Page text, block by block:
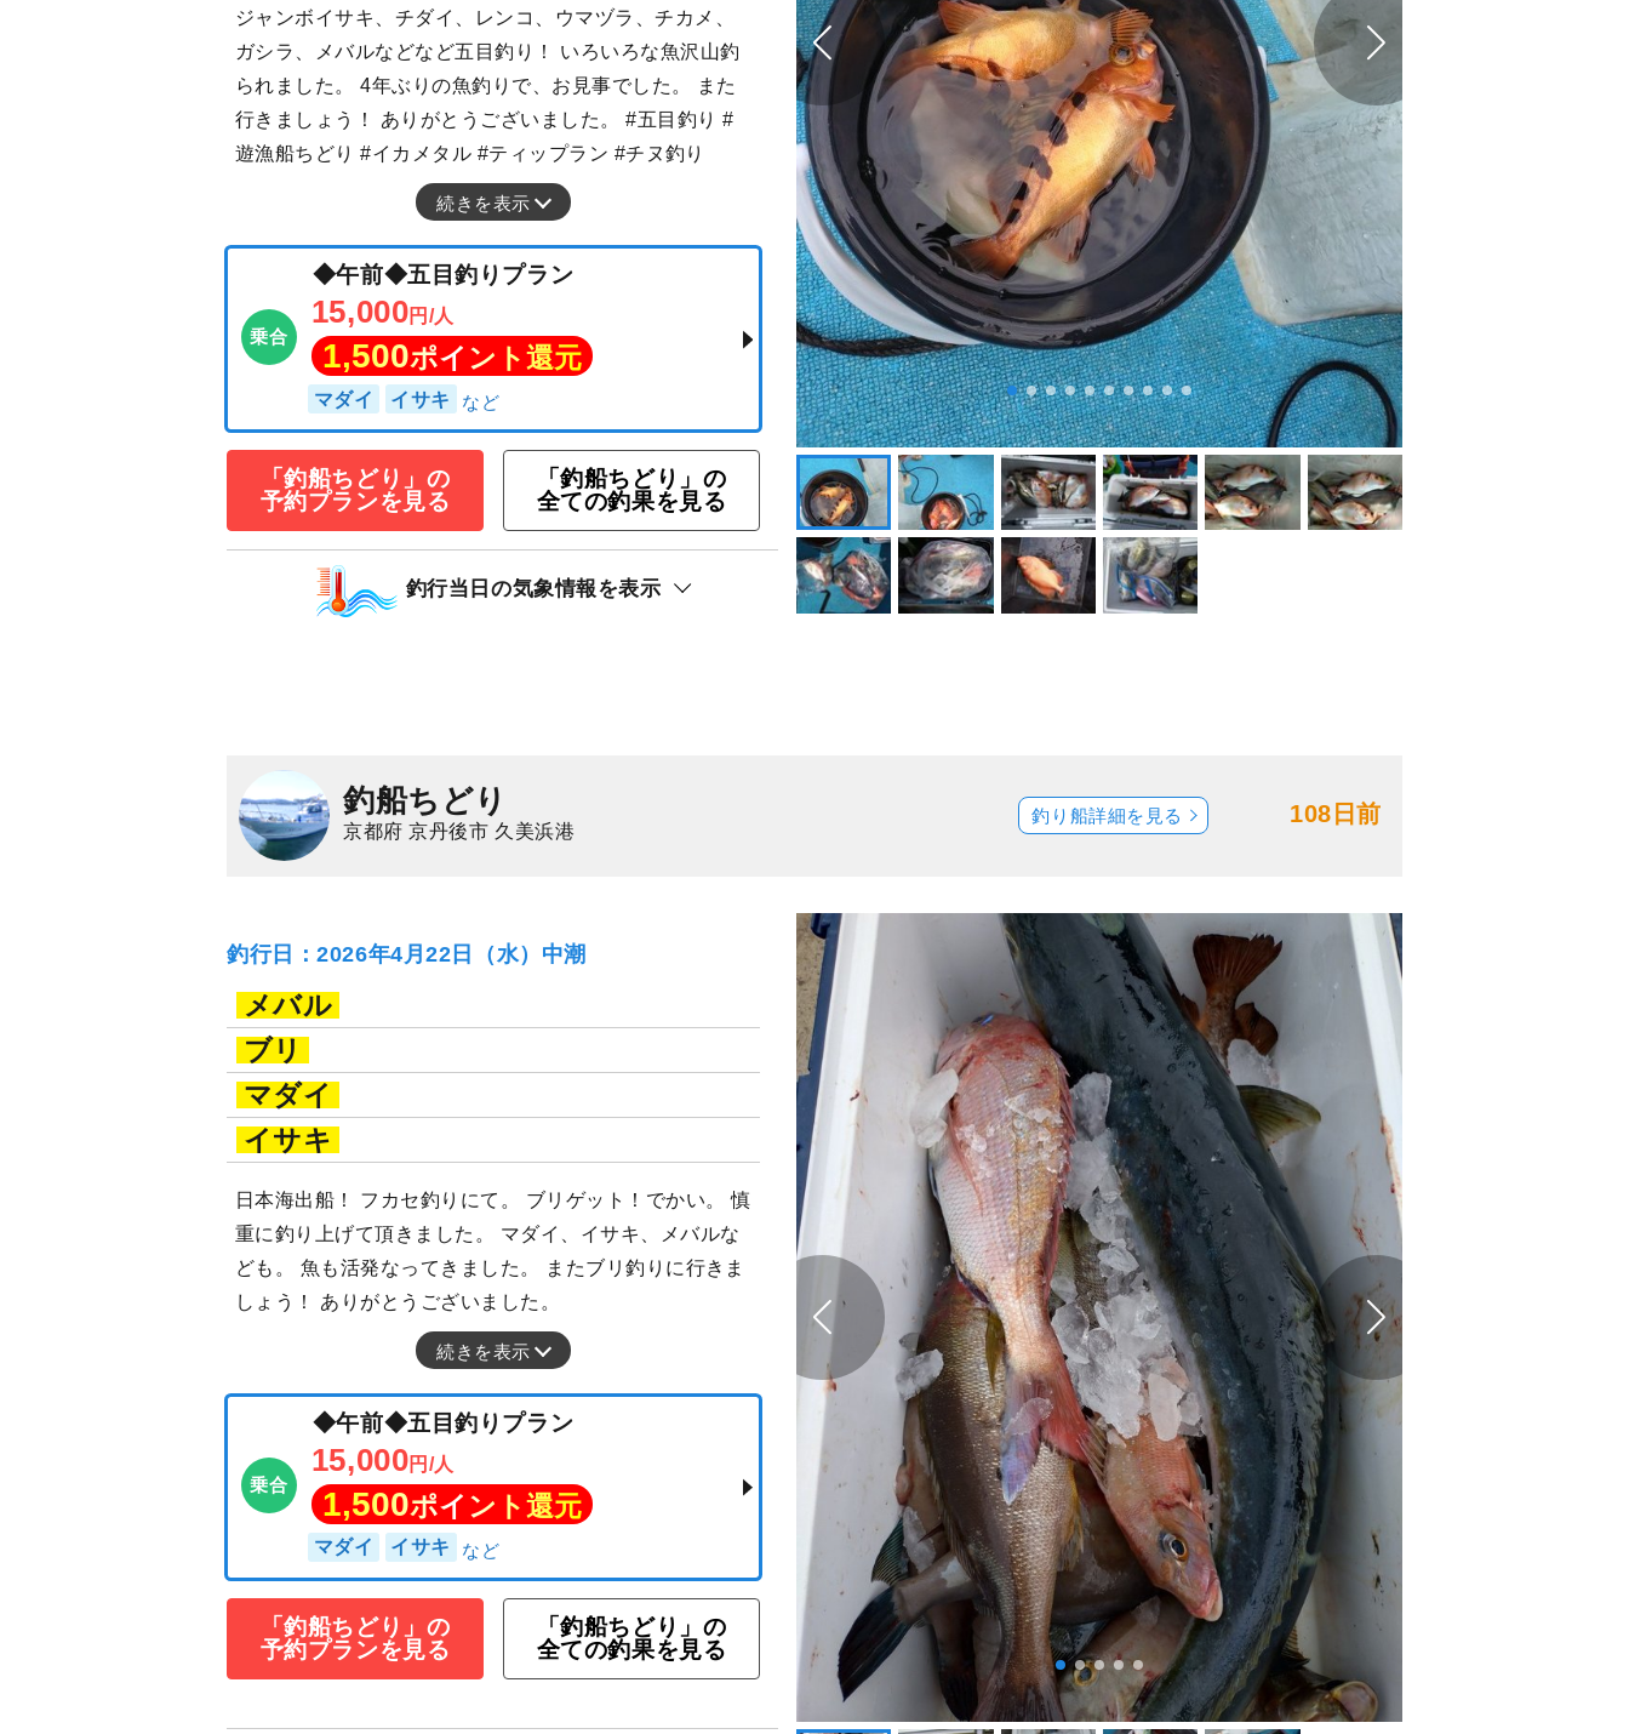
ジャンボイサキ、チダイ、レンコ、ウマヅラ、チカメ、
ガシラ、メバルなどなど五目釣り！ いろいろな魚沢山釣
られました。 4年ぶりの魚釣りで、お見事でした。 また
行きましょう！ ありがとうございました。 #五目釣り #
遊漁船ちどり #イカメタル #ティップラン #チヌ釣り
続きを表示
乗合
◆午前◆五目釣りプラン
15,000円/人
1,500ポイント還元
マダイ イサキ
「釣船ちどり」の
予約プランを見る
「釣船ちどり」の
全ての釣果を見る
釣行当日の気象情報を表示
釣船ちどり
京都府 京丹後市 久美浜港
108日前
釣り船詳細を見る
釣行日：2026年4月22日（水）中潮
メバル
ブリ
マダイ
イサキ
日本海出船！ フカセ釣りにて。 ブリゲット！でかい。 慎
重に釣り上げて頂きました。 マダイ、イサキ、メバルな
ども。 魚も活発なってきました。 またブリ釣りに行きま
しょう！ ありがとうございました。
続きを表示
◆午前◆五目釣りプラン
15,000
「釣船ちどり」の
予約プランを見る
「釣船ちどり」の
全ての釣果を見る